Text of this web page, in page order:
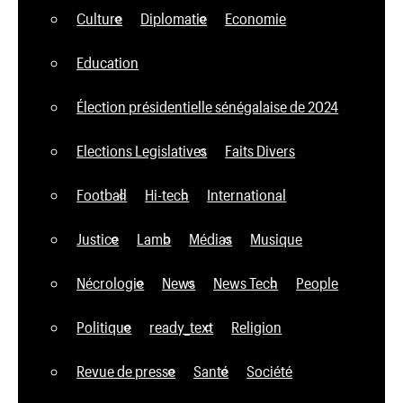
Culture Diplomatie Economie
Education
Élection présidentielle sénégalaise de 2024
Elections Legislatives Faits Divers
Football Hi-tech International
Justice Lamb Médias Musique
Nécrologie News News Tech People
Politique ready_text Religion
Revue de presse Santé Société